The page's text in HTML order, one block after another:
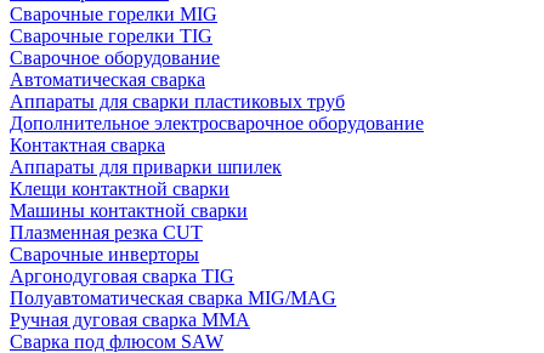
Сварочные горелки MIG
Сварочные горелки TIG
Сварочное оборудование
Автоматическая сварка
Аппараты для сварки пластиковых труб
Дополнительное электросварочное оборудование
Контактная сварка
Аппараты для приварки шпилек
Клещи контактной сварки
Машины контактной сварки
Плазменная резка CUT
Сварочные инверторы
Аргонодуговая сварка TIG
Полуавтоматическая сварка MIG/MAG
Ручная дуговая сварка MMA
Сварка под флюсом SAW